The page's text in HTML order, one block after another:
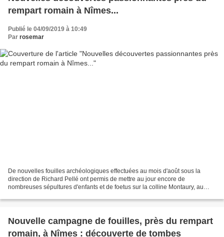
rempart romain à Nîmes...
Publié le 04/09/2019 à 10:49
Par rosemar
De nouvelles fouilles archéologiques effectuées au mois d'août sous la
direction de Richard Pellé ont permis de mettre au jour encore de
nombreuses sépultures d'enfants et de foetus sur la colline Montaury, au
Nouvelle campagne de fouilles, près du rempart
romain, à Nîmes : découverte de tombes